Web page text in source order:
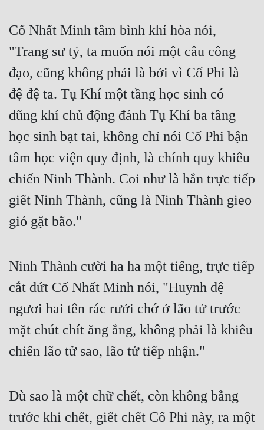
Kinh Dị
Kiếm Hiệp
Kỳ Huyễn
Kỳ Ảo
Linh Dị
Làm Giàu
Lịch Sử
Mưu Mô
Ngôn Tình
Ngược
Nữ Cường
Phong Thủy - Tâm Linh
Phương Tây
Cố Nhất Minh tâm bình khí hòa nói,
"Trang sư tỷ, ta muốn nói một câu công
đạo, cũng không phải là bởi vì Cố Phi là
đệ đệ ta. Tụ Khí một tầng học sinh có
dũng khí chủ động đánh Tụ Khí ba tầng
học sinh bạt tai, không chỉ nói Cố Phi bận
tâm học viện quy định, là chính quy khiêu
chiến Ninh Thành. Coi như là hắn trực tiếp
giết Ninh Thành, cũng là Ninh Thành gieo
gió gặt bão."
Ninh Thành cười ha ha một tiếng, trực tiếp
cắt đứt Cố Nhất Minh nói, "Huynh đệ
ngươi hai tên rác rưởi chớ ở lão tử trước
mặt chút chít ăng ẳng, không phải là khiêu
chiến lão tử sao, lão tử tiếp nhận."
Dù sao là một chữ chết, còn không bằng
trước khi chết, giết chết Cố Phi này, ra một